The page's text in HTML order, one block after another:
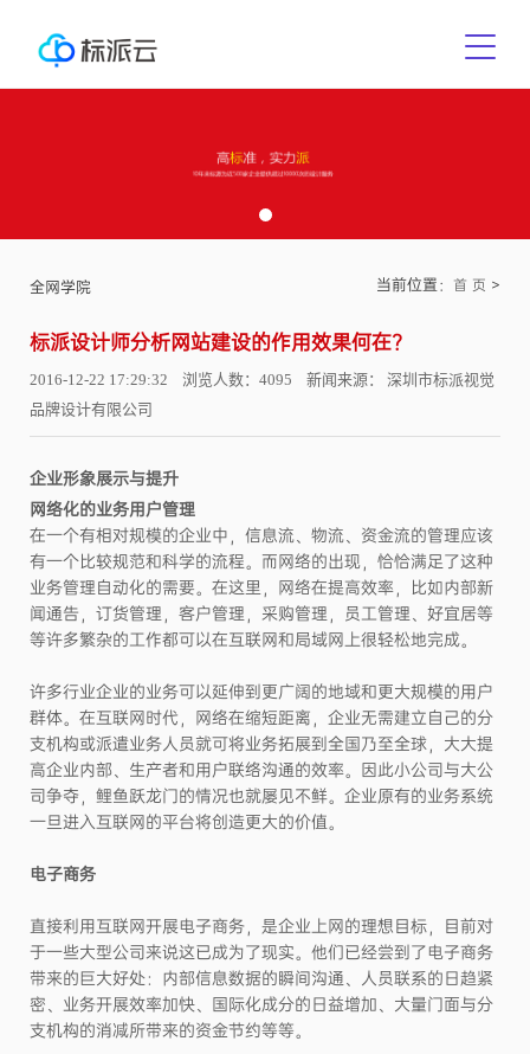
全网学院 当前位置： 首 页 >
标派设计师分析网站建设的作用效果何在?
2016-12-22 17:29:32 浏览人数：4095 新闻来源： 深圳市标派视觉
品牌设计有限公司
企业形象展示与提升
网络化的业务用户管理
在一个有相对规模的企业中，信息流、物流、资金流的管理应该
有一个比较规范和科学的流程。而网络的出现，恰恰满足了这种
业务管理自动化的需要。在这里，网络在提高效率，比如内部新
闻通告，订货管理，客户管理，采购管理，员工管理、好宜居等
等许多繁杂的工作都可以在互联网和局域网上很轻松地完成。
许多行业企业的业务可以延伸到更广阔的地域和更大规模的用户
群体。在互联网时代，网络在缩短距离，企业无需建立自己的分
支机构或派遣业务人员就可将业务拓展到全国乃至全球，大大提
高企业内部、生产者和用户联络沟通的效率。因此小公司与大公
司争夺，鲤鱼跃龙门的情况也就屡见不鲜。企业原有的业务系统
一旦进入互联网的平台将创造更大的价值。
电子商务
直接利用互联网开展电子商务，是企业上网的理想目标，目前对
于一些大型公司来说这已成为了现实。他们已经尝到了电子商务
带来的巨大好处：内部信息数据的瞬间沟通、人员联系的日趋紧
密、业务开展效率加快、国际化成分的日益增加、大量门面与分
支机构的消减所带来的资金节约等等。